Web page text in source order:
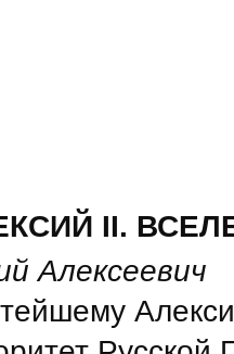
II.
Алексеевич